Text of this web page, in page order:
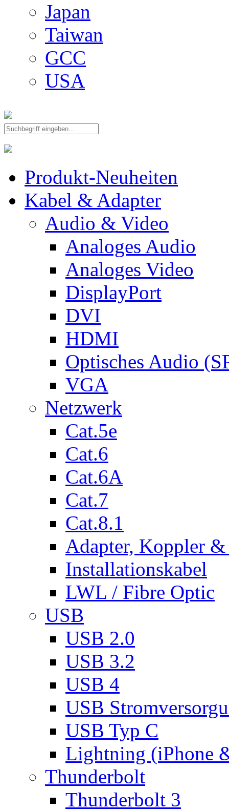
Japan
Taiwan
GCC
USA
Produkt-Neuheiten
Kabel & Adapter
Audio & Video
Analoges Audio
Analoges Video
DisplayPort
DVI
HDMI
Optisches Audio
VGA
Netzwerk
Cat.5e
Cat.6
Cat.6A
Cat.7
Cat.8.1
Adapter, Koppler &
Installationskabel
LWL / Fibre Optic
USB
USB 2.0
USB 3.2
USB 4
USB
USB Typ C
Lightning (iPhone
Thunderbolt
Thunderbolt 3